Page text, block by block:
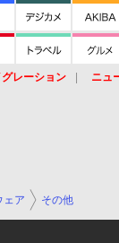
グレーション ニュ
ェア その他